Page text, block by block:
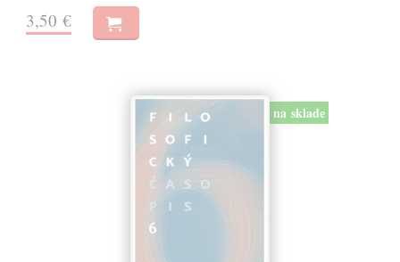
3,50 €
na sklade